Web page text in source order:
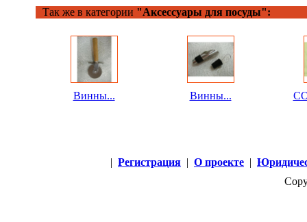
Так же в категории "Аксессуары для посуды":
Винны... Винны...
| Регистрация | О проекте |